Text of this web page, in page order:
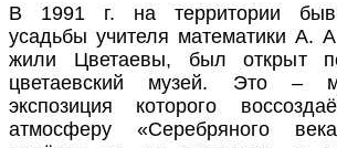
В 1991 г. на территории
усадьбы учителя математики А.
жили Цветаевы, был открыт
цветаевский музей. Это –
экспозиция которого
атмосферу «Серебряного